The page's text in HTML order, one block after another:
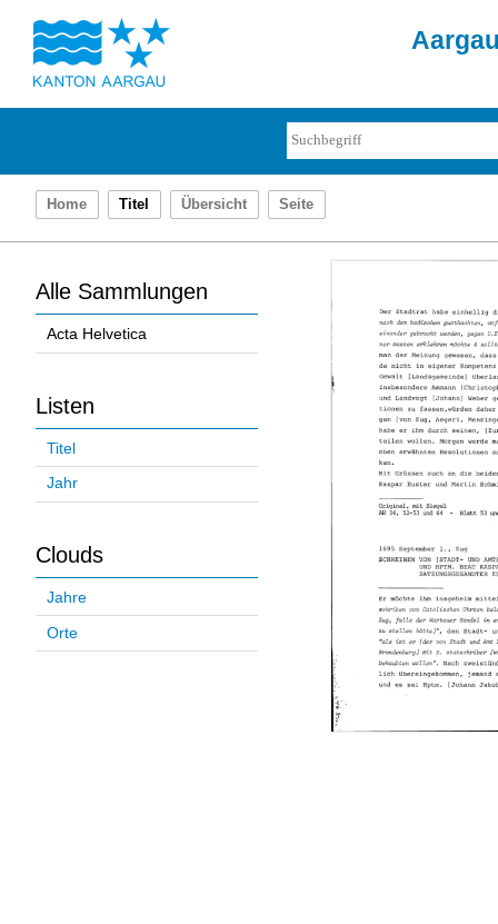
Home Titel Übersicht Seite
Alle Sammlungen
Acta Helvetica
Listen
Titel
Jahr
Clouds
Jahre
Orte